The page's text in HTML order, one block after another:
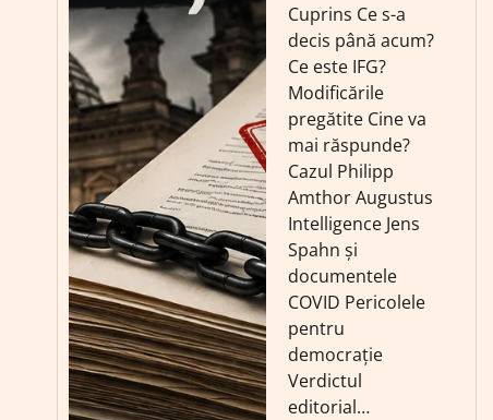
Cuprins Ce s-a
decis până acum?
Ce este IFG?
Modificările
pregătite Cine va
mai răspunde?
Cazul Philipp
Amthor Augustus
Intelligence Jens
Spahn și
documentele
COVID Pericolele
pentru
democrație
Verdictul
editorial…